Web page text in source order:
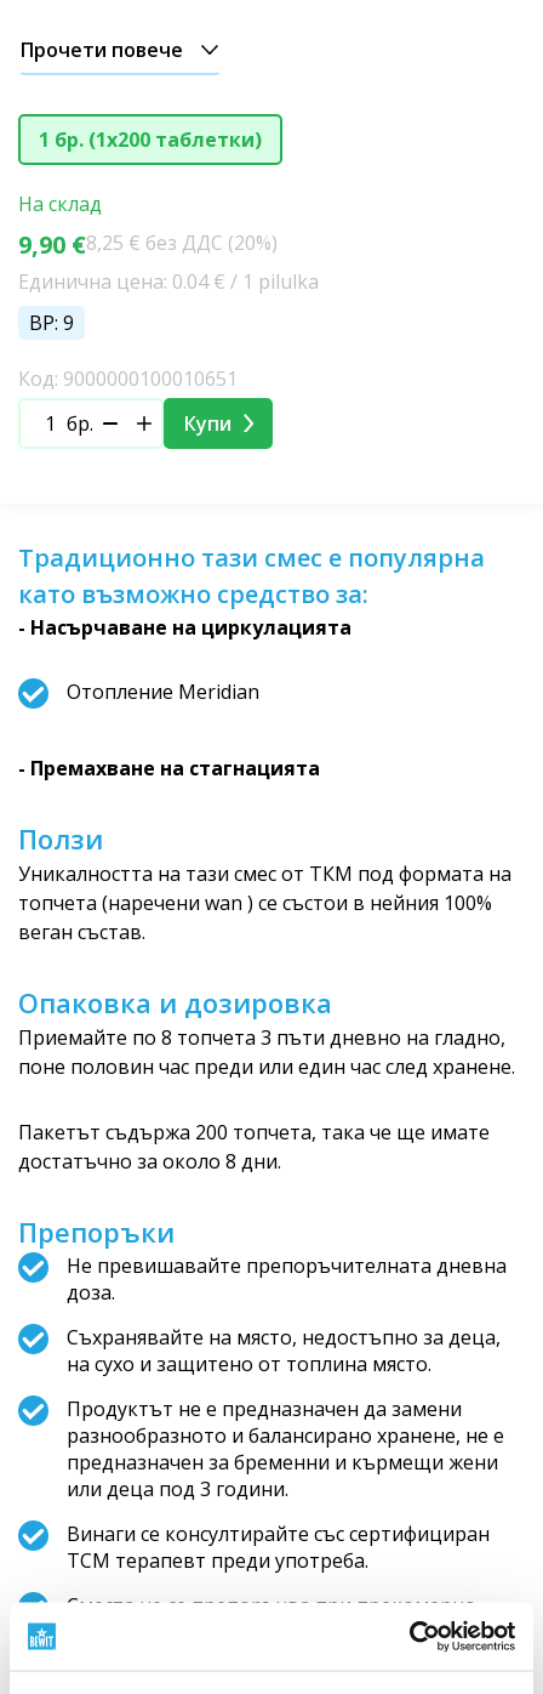
Прочети повече
1 бр. (1x200 таблетки)
На склад
9,90 €8,25 € без ДДС (20%)
Единична цена: 0.04 € / 1 pilulka
BP: 9
Код: 9000000100010651
бр.
Купи
Традиционно тази смес е популярна
като възможно средство за:
- Насърчаване на циркулацията
Отопление Meridian
- Премахване на стагнацията
Ползи
Уникалността на тази смес от ТКМ под формата на
топчета (наречени wan ) се състои в нейния 100%
веган състав.
Опаковка и дозировка
Приемайте по 8 топчета 3 пъти дневно на гладно,
поне половин час преди или един час след хранене.
Пакетът съдържа 200 топчета, така че ще имате
достатъчно за около 8 дни.
Препоръки
Не превишавайте препоръчителната дневна
доза.
Съхранявайте на място, недостъпно за деца,
на сухо и защитено от топлина място.
Продуктът не е предназначен да замени
разнообразното и балансирано хранене, не е
предназначен за бременни и кърмещи жени
или деца под 3 години.
Винаги се консултирайте със сертифициран
TCM терапевт преди употреба.
Сместа не се препоръчва при прекомерно